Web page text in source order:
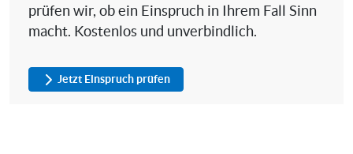
prüfen wir, ob ein Einspruch in Ihrem Fall Sinn
macht. Kostenlos und unverbindlich.
Jetzt Einspruch prüfen